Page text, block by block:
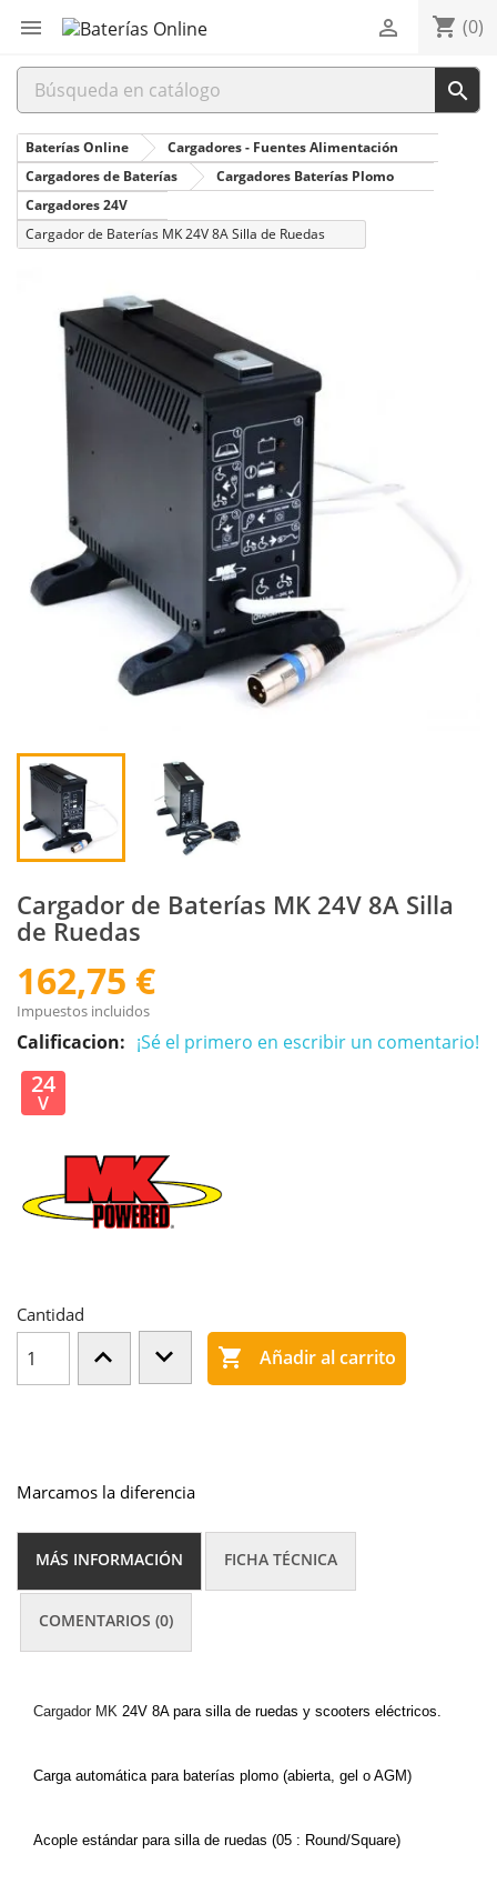
 shopping_cart (0)


Baterías Online
Cargadores - Fuentes Alimentación
Cargadores de Baterías
Cargadores Baterías Plomo
Cargadores 24V
Cargador de Baterías MK 24V 8A Silla de Ruedas
Cargador de Baterías MK 24V 8A Silla
de Ruedas
162,75 €
Impuestos incluidos
Calificacion: ¡Sé el primero en escribir un comentario!
24
V
Cantidad
 Añadir al carrito
Marcamos la diferencia
MÁS INFORMACIÓN FICHA TÉCNICA
COMENTARIOS (0)
Cargador MK 24V 8A para silla de ruedas y scooters eléctricos.
Carga automática para baterías plomo (abierta, gel o AGM)
Acople estándar para silla de ruedas (05 : Round/Square)